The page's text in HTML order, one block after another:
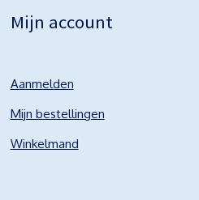
Mijn account
Aanmelden
Mijn bestellingen
Winkelmand